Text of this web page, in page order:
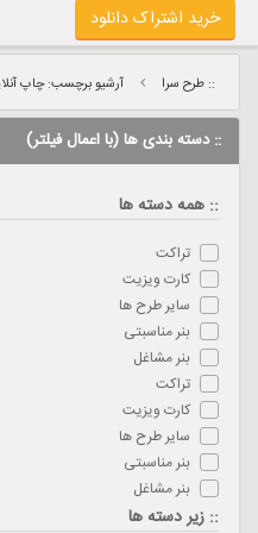
خرید اشتراک دانلود
:: طرح سرا آرشیو برچسب: چاپ
:: دسته بندی ها (با اعمال فیلتر)
:: همه دسته ها
تراکت
کارت ویزیت
سایر طرح ها
بنر مناسبتی
بنر مشاغل
تراکت
کارت ویزیت
سایر طرح ها
بنر مناسبتی
بنر مشاغل
:: زیر دسته ها